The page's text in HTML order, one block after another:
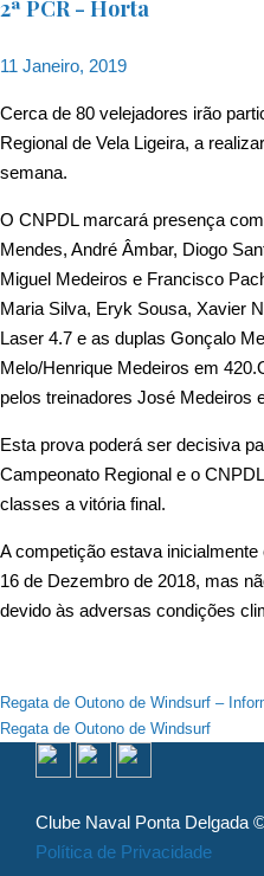
2ª PCR - Horta
11 Janeiro, 2019
Cerca de 80 velejadores irão
Regional de Vela Ligeira, a
semana.
O CNPDL marcará presença
Mendes, André Âmbar, Diogo
Miguel Medeiros e Francisco
Maria Silva, Eryk Sousa, Xavier
Laser 4.7 e as duplas Gonçalo
Melo/Henrique Medeiros em
pelos treinadores José Medeiros
Esta prova poderá ser decisiva
Campeonato Regional e o
classes a vitória final.
A competição estava
16 de Dezembro de 2018, mas
devido às adversas condições
Navegação
de
artigos
Regata de Outono de Windsurf –
Regata de Outono de Windsurf
Clube Naval Ponta Delgada
Política de Privacidade